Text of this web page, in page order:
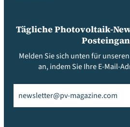
Tägliche Photovoltaik-
Melden Sie sich unten für
an, indem Sie Ihre E-Mail-